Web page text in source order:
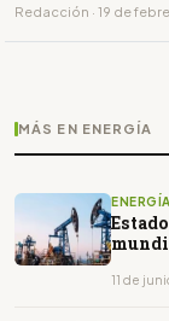
Redacción · 19 de
MÁS EN ENERGÍA
ENERGÍA
11 de